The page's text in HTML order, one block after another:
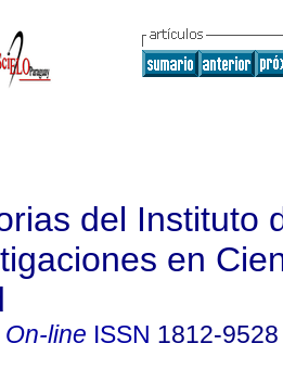
del Instituto
en
line ISSN 1812-9528